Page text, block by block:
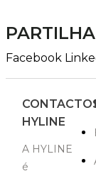
Facebook
HYLINE
A HYLINE
é